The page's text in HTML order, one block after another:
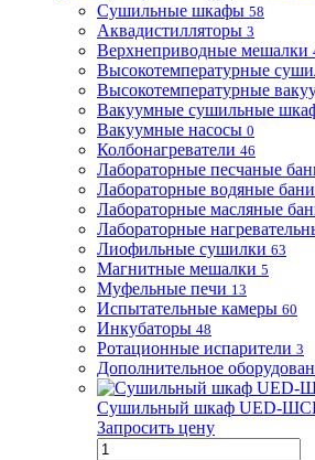
Сушильные шкафы 58
Аквадистилляторы 3
Верхнеприводные мешалки
Высокотемпературные
Высокотемпературные
Вакуумные сушильные
Вакуумные насосы 0
Колбонагреватели 46
Лабораторные песчаные
Лабораторные водяные бани
Лабораторные масляные
Лабораторные
Лиофильные сушилки 63
Магнитные мешалки 5
Муфельные печи 13
Испытательные камеры 60
Инкубаторы 48
Ротационные испарители 3
Дополнительное
Сушильный шкаф UED-
Запросить цену